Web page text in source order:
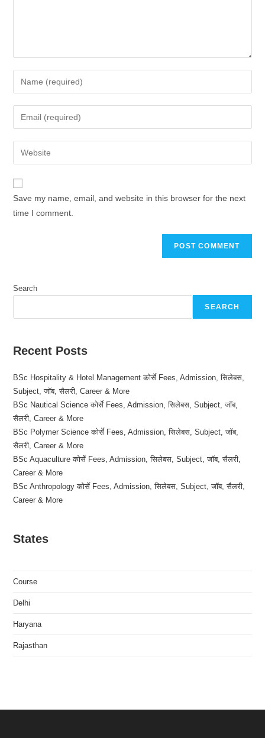
your
name
comment
your
email
address
comment
your
website
Save my name, email, and website in this browser for the next
time I comment.
Search
SEARCH
Recent Posts
BSc Hospitality & Hotel Management कोर्से Fees, Admission, सिलेबस,
Subject, जॉब, सैलरी, Career & More
BSc Nautical Science कोर्से Fees, Admission, सिलेबस, Subject, जॉब,
सैलरी, Career & More
BSc Polymer Science कोर्से Fees, Admission, सिलेबस, Subject, जॉब,
सैलरी, Career & More
BSc Aquaculture कोर्से Fees, Admission, सिलेबस, Subject, जॉब, सैलरी,
Career & More
BSc Anthropology कोर्से Fees, Admission, सिलेबस, Subject, जॉब, सैलरी,
Career & More
States
Course
Delhi
Haryana
Rajasthan